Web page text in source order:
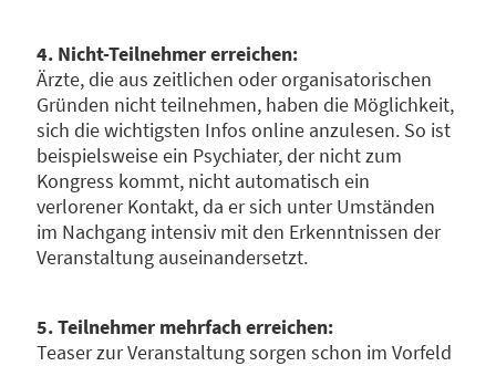
4. Nicht-Teilnehmer erreichen:
Ärzte, die aus zeitlichen oder organisatorischen
Gründen nicht teilnehmen, haben die Möglichkeit,
sich die wichtigsten Infos online anzulesen. So ist
beispielsweise ein Psychiater, der nicht zum
Kongress kommt, nicht automatisch ein
verlorener Kontakt, da er sich unter Umständen
im Nachgang intensiv mit den Erkenntnissen der
Veranstaltung auseinandersetzt.
5. Teilnehmer mehrfach erreichen:
Teaser zur Veranstaltung sorgen schon im Vorfeld